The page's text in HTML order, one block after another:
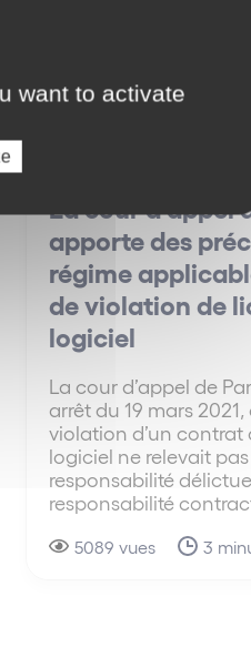
La cour d’appel
apporte des
régime
de violation de
logiciel
La cour d’appel de
arrêt du 19 mars
violation d’un contrat
logiciel ne relevait
responsabilité
responsabilité
5089 vues 3
want to activate